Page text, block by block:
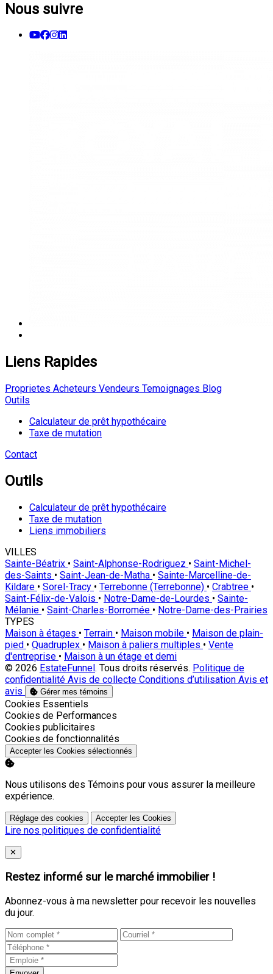
Nous suivre
Liens Rapides
Proprietes Acheteurs Vendeurs Temoignages Blog
Outils
Calculateur de prêt hypothécaire
Taxe de mutation
Contact
Outils
Calculateur de prêt hypothécaire
Taxe de mutation
Liens immobiliers
VILLES
Sainte-Béatrix • Saint-Alphonse-Rodriguez • Saint-Michel-
des-Saints • Saint-Jean-de-Matha • Sainte-Marcelline-de-
Kildare • Sorel-Tracy • Terrebonne (Terrebonne) • Crabtree •
Saint-Félix-de-Valois • Notre-Dame-de-Lourdes • Sainte-
Mélanie • Saint-Charles-Borromée • Notre-Dame-des-Prairies
TYPES
Maison à étages • Terrain • Maison mobile • Maison de plain-
pied • Quadruplex • Maison à paliers multiples • Vente
d'entreprise • Maison à un étage et demi
© 2026 EstateFunnel. Tous droits réservés. Politique de
confidentialité Avis de collecte Conditions d’utilisation Avis et
avis
Gérer mes témoins
Activer
Cookies Essentiels
Activer
Cookies de Performances
Activer
Cookies publicitaires
Activer
Cookies de fonctionnalités
Accepter les Cookies sélectionnés
Nous utilisons des Témoins pour vous assurer la meilleure
expérience.
Réglage des cookies Accepter les Cookies
Lire nos politiques de confidentialité
Close
✕
Restez informé sur le marché immobilier !
Abonnez-vous à ma newsletter pour recevoir les nouvelles
du jour.